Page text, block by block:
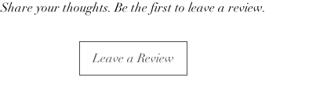
Share your thoughts. Be the first to leave a review.
Leave a Review